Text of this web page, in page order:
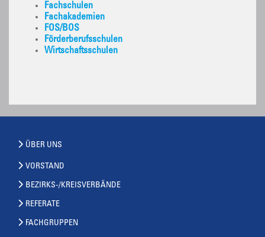
Fachschulen
Fachakademien
FOS/BOS
Förderberufsschulen
Wirtschaftsschulen
ÜBER UNS
VORSTAND
BEZIRKS-/KREISVERBÄNDE
REFERATE
FACHGRUPPEN